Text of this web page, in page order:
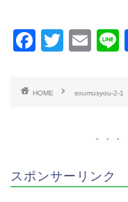
F
c
o
T
tt
E
e
HOME soumusyou-2-1
スポンサーリンク